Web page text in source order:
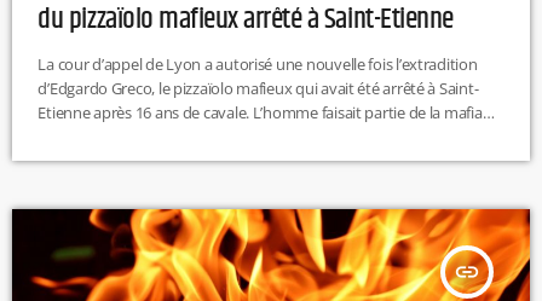
du pizzaïolo mafieux arrêté à Saint-Etienne
La cour d’appel de Lyon a autorisé une nouvelle fois l’extradition
d’Edgardo Greco, le pizzaïolo mafieux qui avait été arrêté à Saint-
Etienne après 16 ans de cavale. L’homme faisait partie de la mafia
ans. Même s’il pourrait être renvoyé en Italie, un pourvoi en
insert_link